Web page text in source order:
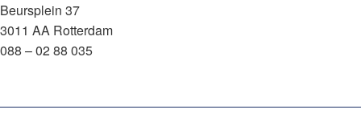
Beursplein 37
3011 AA Rotterdam
088 – 02 88 035